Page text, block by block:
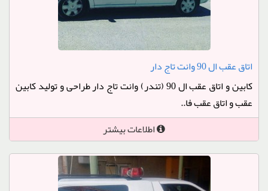
اتاق عقب ال 90 وانت تاج دار
کابین و اتاق عقب ال 90 (تندر) وانت تاج دار طراحی و تولید کابین
عقب و اتاق عقب فا..
اطلاعات بیشتر